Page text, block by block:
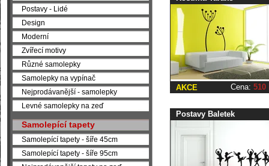
Cena: 510
AKCE
Postavy Baletek
Postavy - Lidé
Design
Moderní
Zvířecí motivy
Různé samolepky
Samolepky na vypínač
Nejprodávanější - samolepky
Levné samolepky na zeď
Samolepící tapety
Samolepící tapety - šíře 45cm
Samolepící tapety - šíře 95cm